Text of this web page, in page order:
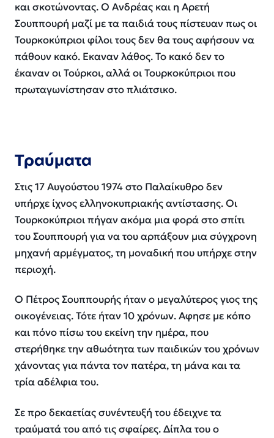
και σκοτώνοντας. Ο Ανδρέας και η Αρετή
Σουππουρή μαζί με τα παιδιά τους πίστευαν πως οι
Τουρκοκύπριοι φίλοι τους δεν θα τους αφήσουν να
πάθουν κακό. Εκαναν λάθος. Το κακό δεν το
έκαναν οι Τούρκοι, αλλά οι Τουρκοκύπριοι που
πρωταγωνίστησαν στο πλιάτσικο.
Τραύματα
Στις 17 Αυγούστου 1974 στο Παλαίκυθρο δεν
υπήρχε ίχνος ελληνοκυπριακής αντίστασης. Οι
Τουρκοκύπριοι πήγαν ακόμα μια φορά στο σπίτι
του Σουππουρή για να του αρπάξουν μια σύγχρονη
μηχανή αρμέγματος, τη μοναδική που υπήρχε στην
περιοχή.
Ο Πέτρος Σουππουρής ήταν ο μεγαλύτερος γιος της
οικογένειας. Τότε ήταν 10 χρόνων. Αφησε με κόπο
και πόνο πίσω του εκείνη την ημέρα, που
στερήθηκε την αθωότητα των παιδικών του χρόνων
χάνοντας για πάντα τον πατέρα, τη μάνα και τα
τρία αδέλφια του.
Σε προ δεκαετίας συνέντευξή του έδειχνε τα
τραύματά του από τις σφαίρες. Δίπλα του ο